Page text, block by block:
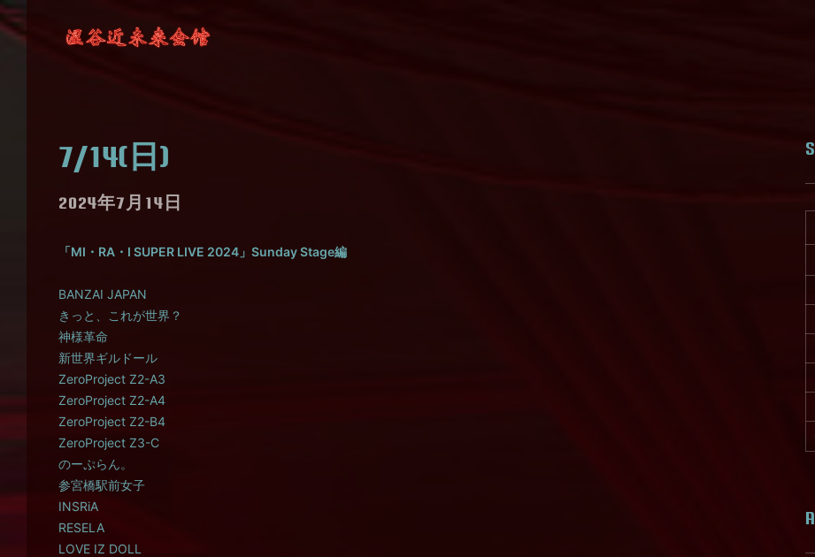
7/14(日)
2024年7月14日
「MI・RA・I SUPER LIVE 2024」Sunday Stage編
BANZAI JAPAN
きっと、これが世界？
神様革命
新世界ギルドール
ZeroProject Z2-A3
ZeroProject Z2-A4
ZeroProject Z2-B4
ZeroProject Z3-C
のーぷらん。
参宮橋駅前女子
INSRiA
RESELA
LOVE IZ DOLL